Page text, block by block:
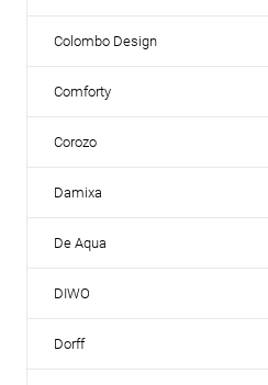
Colombo Design
Comforty
Corozo
Damixa
De Aqua
DIWO
Dorff